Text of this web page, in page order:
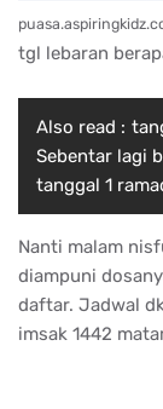
tgl lebaran
Also read :
Sebentar lagi
tanggal 1
Nanti malam
diampuni
daftar. Jadwal
imsak 1442